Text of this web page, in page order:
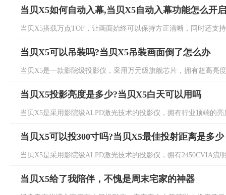
当贝X5如何自动入幕,当贝X5自动入幕功能怎么开
当贝X5搭载万点TOF，让画面始终可以保持方正清晰，同时还支
当贝X5可以吊装吗?当贝X5吊装画面倒了怎么办
当贝X5是一款影院级投影仪，采用万元级旗舰芯片，拥有超高亮
当贝X5投影亮度是多少?当贝X5白天可以用吗
当贝X5是采用影院级ALPD激光技术的投影仪，拥有行业顶端的
当贝X5可以投300寸吗?当贝X5最佳投射距离是多少
当贝X5是采用影院级ALPD激光技术的投影仪，拥有2450CVIA流
当贝X5给了我陪伴，不愧是周末宅家的神器